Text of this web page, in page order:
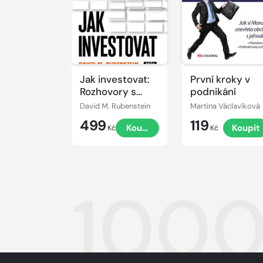
Jak investovat:
Rozhovory s
mistry oboru
David M. Rubenstein
499 Kč Koupit
První kroky v
podnikání
Martina Václavíková
119 Kč Koupit